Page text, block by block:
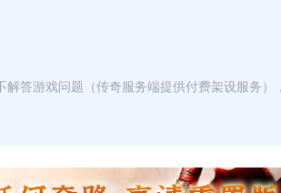
答游戏问题（传奇服务端提供付费架设服务）